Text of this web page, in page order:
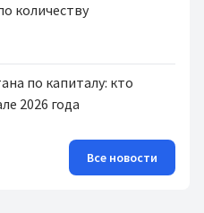
количеству
по капиталу: кто
2026 года
Все новости